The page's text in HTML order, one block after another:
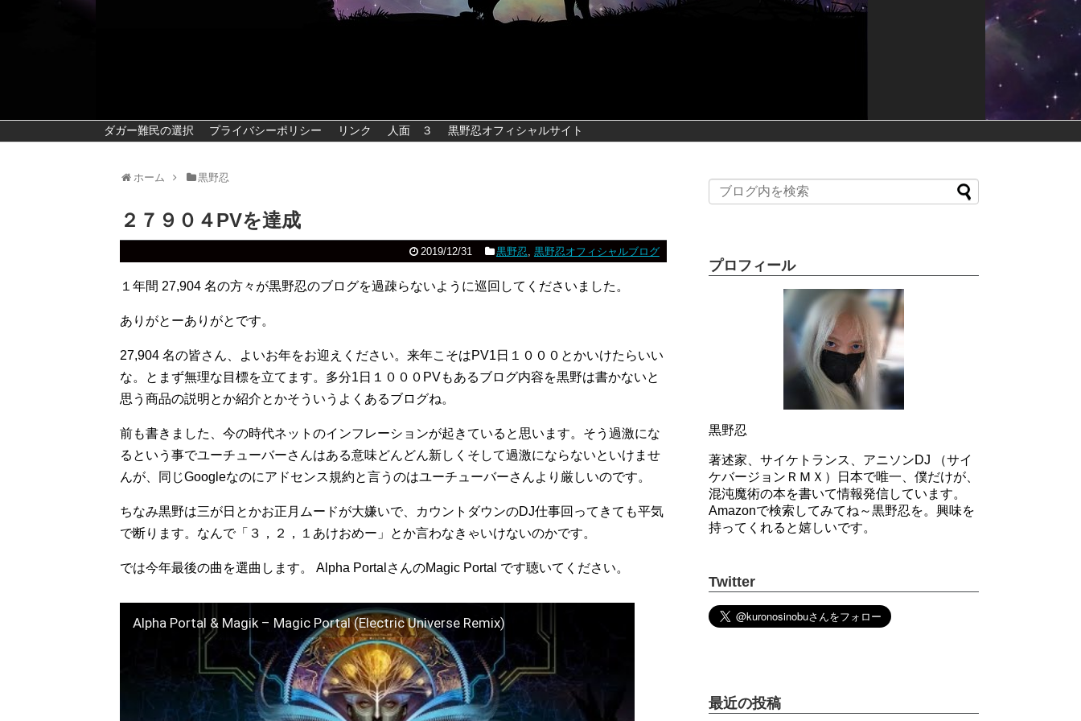
ダガー難民の選択 プライバシーポリシー リンク 人面 ３ 黒野忍オフィシャルサイト
ホーム 黒野忍
２７９０４PVを達成
2019/12/31 黒野忍, 黒野忍オフィシャルブログ
１年間 27,904 名の方々が黒野忍のブログを過疎らないように巡回してくださいました。
ありがとーありがとです。
27,904 名の皆さん、よいお年をお迎えください。来年こそはPV1日１０００とかいけたらいい
な。とまず無理な目標を立てます。多分1日１０００PVもあるブログ内容を黒野は書かないと
思う商品の説明とか紹介とかそういうよくあるブログね。
前も書きました、今の時代ネットのインフレーションが起きていると思います。そう過激にな
るという事でユーチューバーさんはある意味どんどん新しくそして過激にならないといけませ
んが、同じGoogleなのにアドセンス規約と言うのはユーチューバーさんより厳しいのです。
ちなみ黒野は三が日とかお正月ムードが大嫌いで、カウントダウンのDJ仕事回ってきても平気
で断ります。なんで「３，２，１あけおめー」とか言わなきゃいけないのかです。
では今年最後の曲を選曲します。 Alpha PortalさんのMagic Portal です聴いてください。
Alpha Portal & Magik – Magic Portal (Electric Universe Remix)
プロフィール
黒野忍
著述家、サイケトランス、アニソンDJ （サイ
ケバージョンＲＭＸ）日本で唯一、僕だけが、
混沌魔術の本を書いて情報発信しています。
Amazonで検索してみてね～黒野忍を。興味を
持ってくれると嬉しいです。
Twitter
最近の投稿